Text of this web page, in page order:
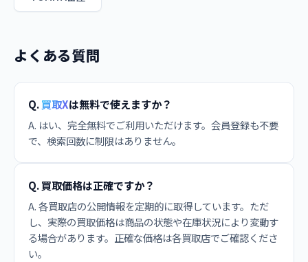
よくある質問
Q.買取Xは無料で使えますか？
A. はい、完全無料でご利用いただけます。会員登録も不要
で、検索回数に制限はありません。
Q. 買取価格は正確ですか？
A. 各買取店の公開情報を定期的に取得しています。ただ
し、実際の買取価格は商品の状態や在庫状況により変動す
る場合があります。正確な価格は各買取店でご確認くださ
い。